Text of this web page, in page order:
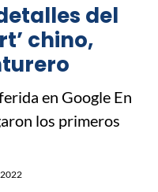
del
chino,
en Google En
los primeros